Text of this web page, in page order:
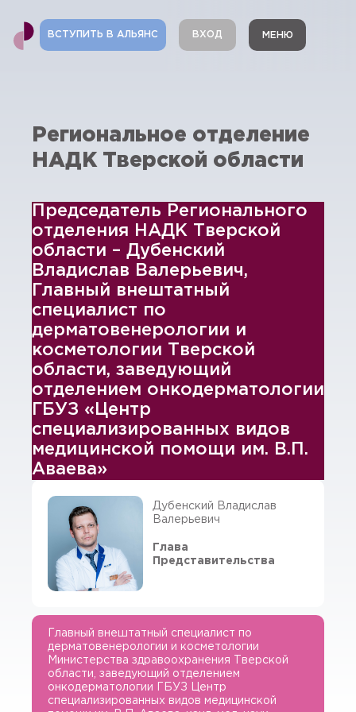
Региональное отделение
НАДК Тверской области
Председатель Регионального
отделения НАДК Тверской
области – Дубенский
Владислав Валерьевич,
Главный внештатный
специалист по
дерматовенерологии и
косметологии Тверской
области, заведующий
отделением онкодерматологии
ГБУЗ «Центр
специализированных видов
медицинской помощи им. В.П.
Аваева»
Дубенский Владислав
Валерьевич
Глава
Представительства
Главный внештатный специалист по
дерматовенерологии и косметологии
Министерства здравоохранения Тверской
области, заведующий отделением
онкодерматологии ГБУЗ Центр
специализированных видов медицинской
ВСТУПИТЬ В АЛЬЯНС ВХОД МЕНЮ